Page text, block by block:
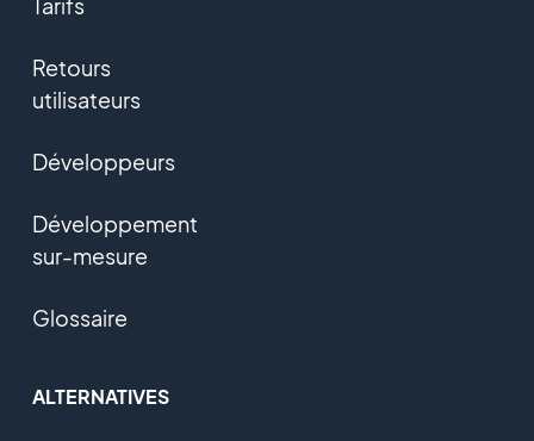
Retours
utilisateurs
Développeurs
Développement
sur-mesure
Glossaire
ALTERNATIVES